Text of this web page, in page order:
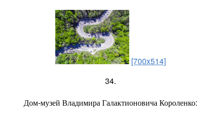
[700x514]
34.
Дом-музей Владимира Галактионовича Короленко: